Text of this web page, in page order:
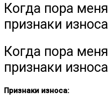
Когда пора
признаки
Когда пора
признаки
Признаки износа: